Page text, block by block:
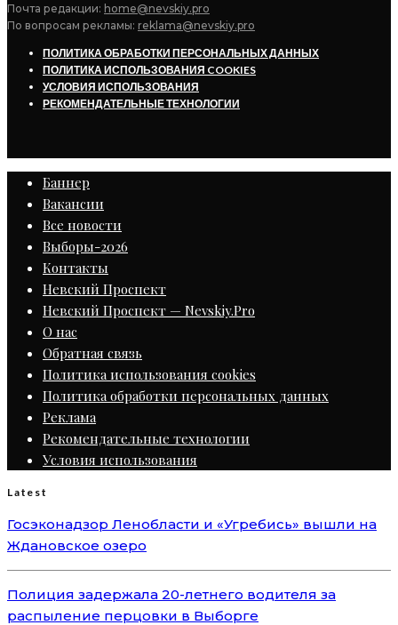
Почта редакции: home@nevskiy.pro
По вопросам рекламы: reklama@nevskiy.pro
ПОЛИТИКА ОБРАБОТКИ ПЕРСОНАЛЬНЫХ ДАННЫХ
ПОЛИТИКА ИСПОЛЬЗОВАНИЯ COOKIES
УСЛОВИЯ ИСПОЛЬЗОВАНИЯ
РЕКОМЕНДАТЕЛЬНЫЕ ТЕХНОЛОГИИ
Баннер
Вакансии
Все новости
Выборы-2026
Контакты
Невский Проспект
Невский Проспект — Nevskiy.Pro
О нас
Обратная связь
Политика использования cookies
Политика обработки персональных данных
Реклама
Рекомендательные технологии
Условия использования
Latest
Госэконадзор Ленобласти и «Угребись» вышли на
Ждановское озеро
Полиция задержала 20-летнего водителя за
распыление перцовки в Выборге